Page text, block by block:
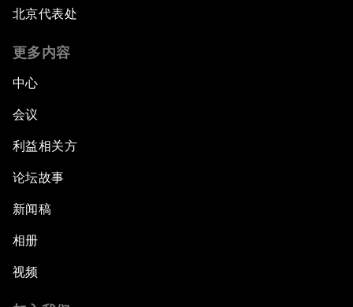
北京代表处
更多内容
中心
会议
利益相关方
论坛故事
新闻稿
相册
视频